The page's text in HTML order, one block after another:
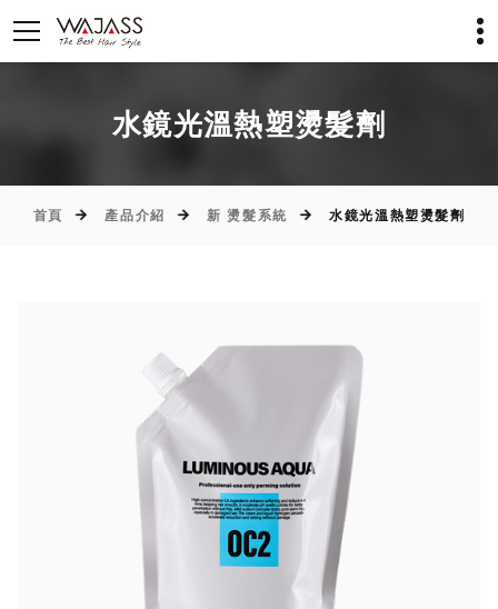
水鏡光溫熱塑燙髮劑
首頁 產品介紹 新 燙髮系統 水鏡光溫熱塑燙髮劑